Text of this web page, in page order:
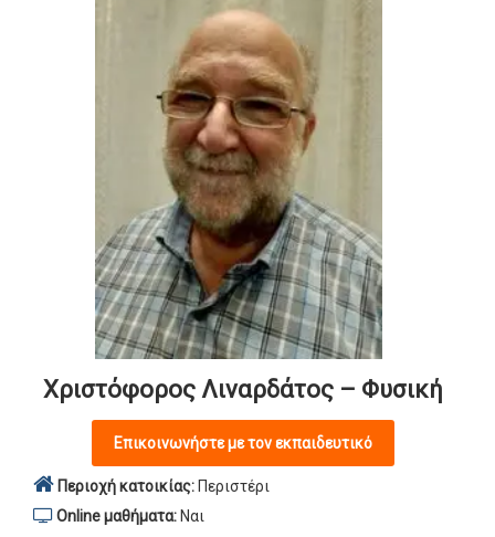
Χριστόφορος Λιναρδάτος – Φυσική
Επικοινωνήστε με τον εκπαιδευτικό
Περιοχή κατοικίας: Περιστέρι
Online μαθήματα: Ναι